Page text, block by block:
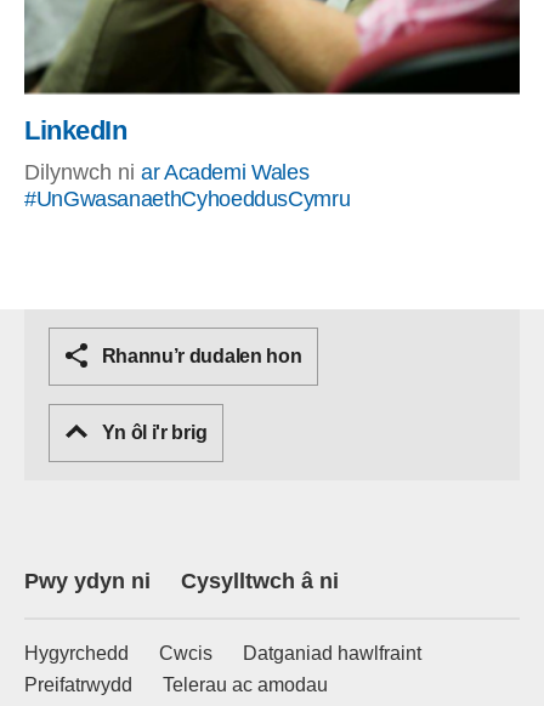
LinkedIn
Dilynwch ni ar Academi Wales
#UnGwasanaethCyhoeddusCymru
Rhannu’r dudalen hon
Yn ôl i'r brig
Pwy ydyn ni Cysylltwch â ni
Hygyrchedd Cwcis
Datganiad hawlfraint
Preifatrwydd
Telerau ac amodau